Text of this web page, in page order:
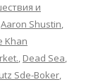
и
Aaron Shustin,
Khan
, Dead Sea,
Sde-Boker,